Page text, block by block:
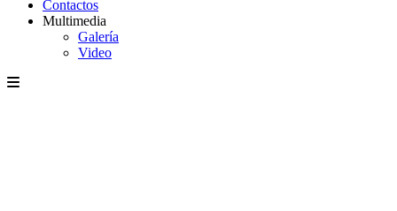
Contactos
Multimedia
Galería
Video